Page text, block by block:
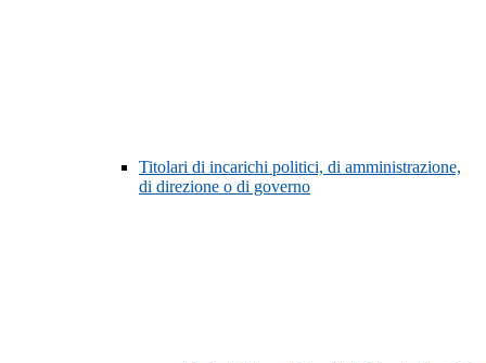
Titolari di incarichi politici, di amministrazione,
di direzione o di governo